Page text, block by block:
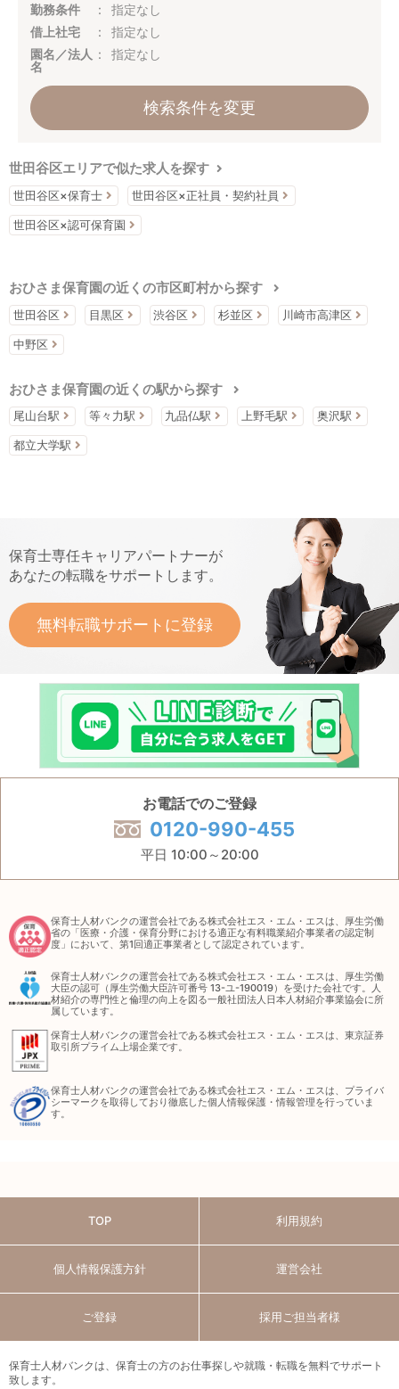
勤務条件
指定なし
借上社宅
指定なし
園名／法人
名
指定なし
検索条件を変更
世田谷区エリアで似た求人を探す
世田谷区×保育士 世田谷区×正社員・契約社員
世田谷区×認可保育園
おひさま保育園の近くの市区町村から探す
世田谷区 目黒区 渋谷区 杉並区 川崎市高津区
中野区
おひさま保育園の近くの駅から探す
尾山台駅 等々力駅 九品仏駅 上野毛駅 奥沢駅
都立大学駅
保育士専任キャリアパートナーが
あなたの転職をサポートします。
無料転職サポートに登録
お電話でのご登録
0120-990-455
平日 10:00～20:00
保育士人材バンクの運営会社である株式会社エス・エム・エスは、厚生労働
省の「医療・介護・保育分野における適正な有料職業紹介事業者の認定制
度」において、第1回適正事業者として認定されています。
保育士人材バンクの運営会社である株式会社エス・エム・エスは、厚生労働
大臣の認可（厚生労働大臣許可番号 13-ユ-190019）を受けた会社です。人
材紹介の専門性と倫理の向上を図る一般社団法人日本人材紹介事業協会に所
属しています。
保育士人材バンクの運営会社である株式会社エス・エム・エスは、東京証券
取引所プライム上場企業です。
保育士人材バンクの運営会社である株式会社エス・エム・エスは、プライバ
シーマークを取得しており徹底した個人情報保護・情報管理を行っていま
す。
TOP 利用規約
個人情報保護方針 運営会社
ご登録 採用ご担当者様
保育士人材バンクは、保育士の方のお仕事探しや就職・転職を無料でサポート
致します。